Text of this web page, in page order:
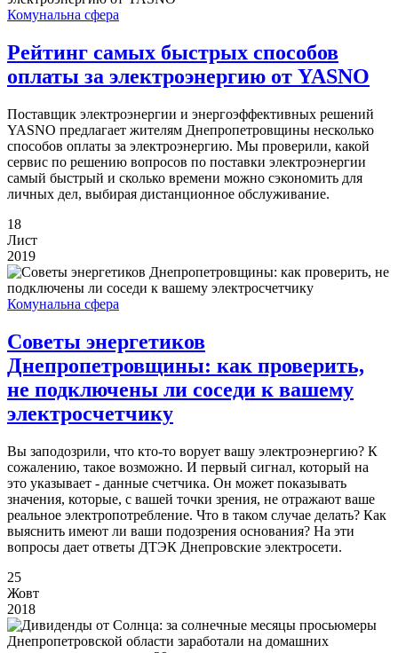
Комунальна сфера
Рейтинг самых быстрых способов
оплаты за электроэнергию от YASNO
Поставщик электроэнергии и энергоэффективных решений
YASNO предлагает жителям Днепропетровщины несколько
способов оплаты за электроэнергию. Мы проверили, какой
сервис по решению вопросов по поставки электроэнергии
самый быстрый и сколько времени можно сэкономить для
личных дел, выбирая дистанционное обслуживание.
18
Лист
2019
Комунальна сфера
Советы энергетиков
Днепропетровщины: как проверить,
не подключены ли соседи к вашему
электросчетчику
Вы заподозрили, что кто-то ворует вашу электроэнергию? К
сожалению, такое возможно. И первый сигнал, который на
это указывает - данные счетчика. Он может показывать
значения, которые, с вашей точки зрения, не отражают ваше
реальное электропотребление. Что в таком случае делать? Как
выяснить имеют ли ваши подозрения основания? На эти
вопросы дает ответы ДТЭК Днепровские электросети.
25
Жовт
2018